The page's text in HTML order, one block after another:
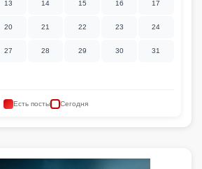
13 14 15 16 17
20 21 22 23 24
27 28 29 30 31
Есть посты Сегодня